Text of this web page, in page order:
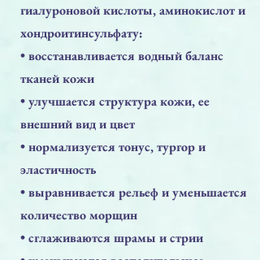
гиалуроновой кислоты, аминокислот и
хондроитинсульфату:
• восстанавливается водный баланс
тканей кожи
• улучшается структура кожи, ее
внешний вид и цвет
• нормализуется тонус, тургор и
эластичность
• выравнивается рельеф и уменьшается
количество морщин
• сглаживаются шрамы и стрии